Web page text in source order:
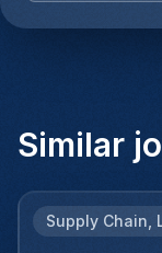
Similar
Supply Chain,